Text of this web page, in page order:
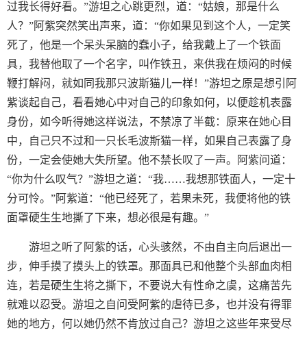
过我长得好看。”游坦之心跳更烈，道：“姑娘，那是什么
人？”阿紫突然笑出声来，道：“你如果见到这个人，一定笑
死了，他是一个呆头呆脑的蠢小子，给我戴上了一个铁面
具，我替他取了一个名字，叫作铁丑，来供我在烦闷的时候
鞭打解闷，就如同我那只波斯猫儿一样！”游坦之原是想引阿
紫谈起自己，看看她心中对自己的印象如何，以便趁机表露
身份，如今听得她这样说法，不禁凉了半截：原来在她心目
中，自己只不过和一只长毛波斯猫一样，如果自己表露了身
份，一定会使她大失所望。他不禁长叹了一声。阿紫问道：
“你为什么叹气？”游坦之道：“我……我想那铁面人，一定十
分可怜。”阿紫道：“他已经死了，若果未死，我便将他的铁
面罩硬生生地撕了下来，想必很是有趣。”
游坦之听了阿紫的话，心头骇然，不由自主向后退出一
步，伸手摸了摸头上的铁罩。那面具已和他整个头部血肉相
连，若是硬生生将之撕下，不要说大有性命之虞，这痛苦先
就难以忍受。游坦之自问受阿紫的虐待已多，也并没有得罪
她的地方，何以她仍然不肯放过自己？游坦之这些年来受尽